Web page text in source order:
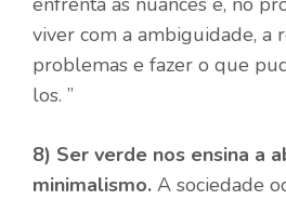
viver com a ambiguidade, a
problemas e fazer o que
los. ”
8) Ser verde nos ensina a
minimalismo. A sociedade